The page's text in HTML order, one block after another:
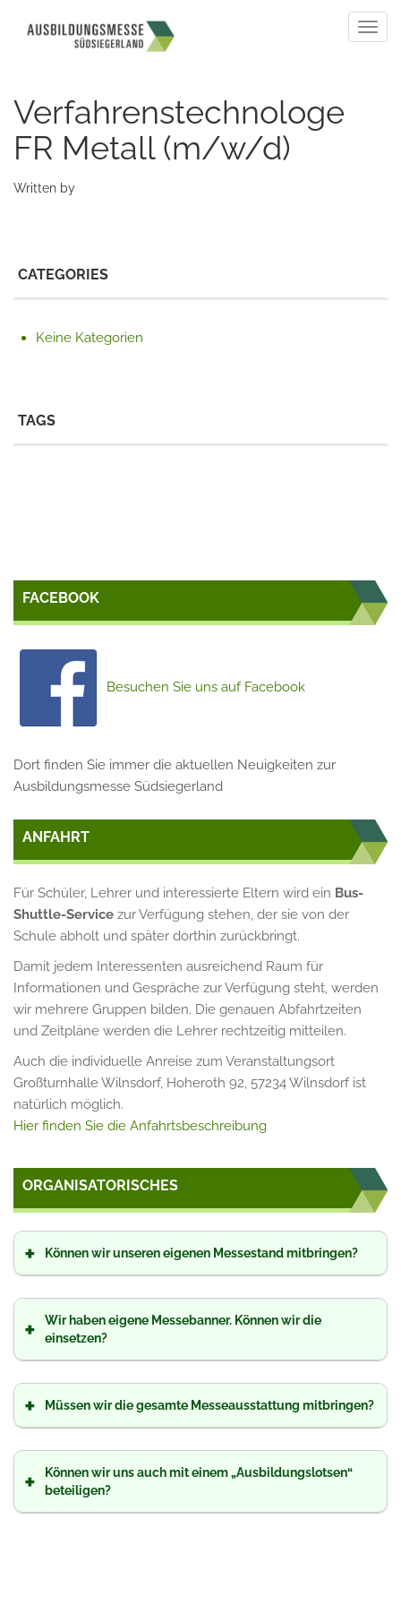
Verfahrenstechnologe
FR Metall (m/w/d)
Written by
CATEGORIES
Keine Kategorien
TAGS
FACEBOOK
Besuchen Sie uns auf Facebook
Dort finden Sie immer die aktuellen Neuigkeiten zur
Ausbildungsmesse Südsiegerland
ANFAHRT
Für Schüler, Lehrer und interessierte Eltern wird ein Bus-
Shuttle-Service zur Verfügung stehen, der sie von der
Schule abholt und später dorthin zurückbringt.
Damit jedem Interessenten ausreichend Raum für
Informationen und Gespräche zur Verfügung steht, werden
wir mehrere Gruppen bilden. Die genauen Abfahrtzeiten
und Zeitpläne werden die Lehrer rechtzeitig mitteilen.
Auch die individuelle Anreise zum Veranstaltungsort
Großturnhalle Wilnsdorf, Hoheroth 92, 57234 Wilnsdorf ist
natürlich möglich.
Hier finden Sie die Anfahrtsbeschreibung
ORGANISATORISCHES
Können wir unseren eigenen Messestand mitbringen?
+
Wir haben eigene Messebanner. Können wir die
einsetzen?
+
Müssen wir die gesamte Messeausstattung mitbringen?
+
Können wir uns auch mit einem „Ausbildungslotsen“
beteiligen?
+